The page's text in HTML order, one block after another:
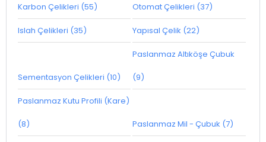
Karbon Çelikleri (55) Otomat Çelikleri (37)
Islah Çelikleri (35) Yapısal Çelik (22)
Sementasyon Çelikleri (10)
Paslanmaz Altıköşe Çubuk
(9)
Paslanmaz Kutu Profili (Kare)
(8) Paslanmaz Mil - Çubuk (7)